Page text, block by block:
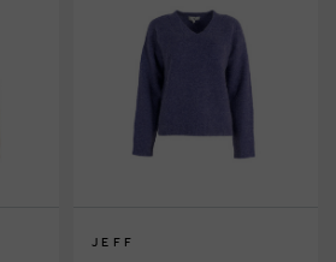
JEFF